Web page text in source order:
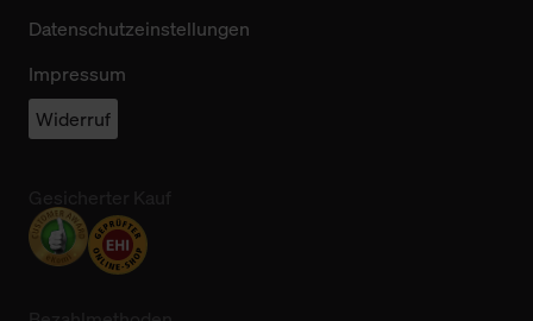
Datenschutzeinstellungen
Impressum
Widerruf